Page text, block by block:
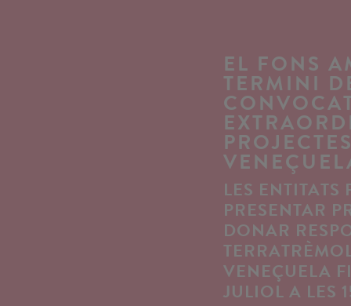
EL FONS
TERMINI
LES ENTITATS
PRESENTAR
DONAR
VENEÇUELA
JULIOL A LES